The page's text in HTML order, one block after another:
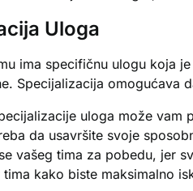
Uloga
ima specifičnu ulogu koja
Specijalizacija omogućava
uloga može
da usavršite svoje
vašeg tima za pobedu, jer
tima kako biste maksimalno